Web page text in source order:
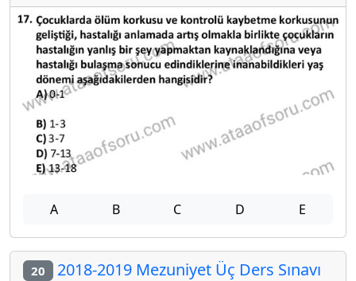
A B C D E
20 2018-2019 Mezuniyet Üç Ders Sınavı